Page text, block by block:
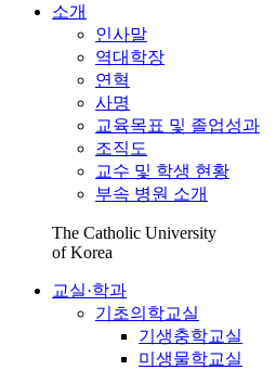
소개
인사말
역대학장
연혁
사명
교육목표 및 졸업성과
조직도
교수 및 학생 현황
부속 병원 소개
The Catholic University
of Korea
교실·학과
기초의학교실
기생충학교실
미생물학교실